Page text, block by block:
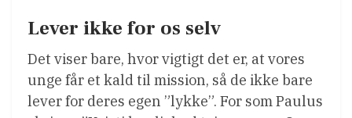
Lever ikke for os selv
Det viser bare, hvor vigtigt det er, at vores
unge får et kald til mission, så de ikke bare
lever for deres egen ”lykke”. For som Paulus